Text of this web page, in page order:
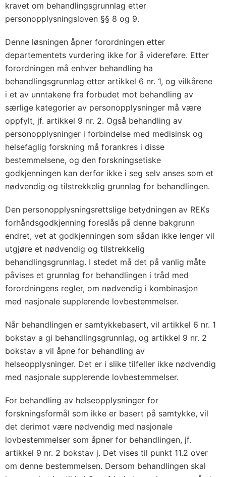
kravet om behandlingsgrunnlag etter
personopplysningsloven §§ 8 og 9.
Denne løsningen åpner forordningen etter
departementets vurdering ikke for å videreføre. Etter
forordningen må enhver behandling ha
behandlingsgrunnlag etter artikkel 6 nr. 1, og vilkårene
i et av unntakene fra forbudet mot behandling av
særlige kategorier av personopplysninger må være
oppfylt, jf. artikkel 9 nr. 2. Også behandling av
personopplysninger i forbindelse med medisinsk og
helsefaglig forskning må forankres i disse
bestemmelsene, og den forskningsetiske
godkjenningen kan derfor ikke i seg selv anses som et
nødvendig og tilstrekkelig grunnlag for behandlingen.
Den personopplysningsrettslige betydningen av REKs
forhåndsgodkjenning foreslås på denne bakgrunn
endret, vet at godkjenningen som sådan ikke lenger vil
utgjøre et nødvendig og tilstrekkelig
behandlingsgrunnlag. I stedet må det på vanlig måte
påvises et grunnlag for behandlingen i tråd med
forordningens regler, om nødvendig i kombinasjon
med nasjonale supplerende lovbestemmelser.
Når behandlingen er samtykkebasert, vil artikkel 6 nr. 1
bokstav a gi behandlingsgrunnlag, og artikkel 9 nr. 2
bokstav a vil åpne for behandling av
helseopplysninger. Det er i slike tilfeller ikke nødvendig
med nasjonale supplerende lovbestemmelser.
For behandling av helseopplysninger for
forskningsformål som ikke er basert på samtykke, vil
det derimot være nødvendig med nasjonale
lovbestemmelser som åpner for behandlingen, jf.
artikkel 9 nr. 2 bokstav j. Det vises til punkt 11.2 over
om denne bestemmelsen. Dersom behandlingen skal